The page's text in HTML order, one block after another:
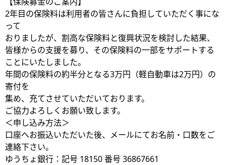
2年目の保険料は利用者の皆さんに負担していただく事にな
って
おりましたが、割高な保険料と復興状況を検討した結果、
皆様からの支援を募り、その保険料の一部をサポートする
ことにいたしました。
年間の保険料の約半分となる3万円（軽自動車は2万円）の
寄付を
集め、充てさせていただいております。
ご協力よろしくお願い致します。
＜申し込み方法＞
口座へお振込いただいた後、メールにてお名前・口数をご
連絡下さい。
ゆうちょ銀行：記号 18150 番号 36867661